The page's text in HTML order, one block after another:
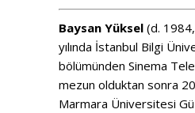
Baysan Yüksel (d.
yılında İstanbul Bilgi
bölümünden Sinema
mezun olduktan sonra
Marmara Üniversitesi